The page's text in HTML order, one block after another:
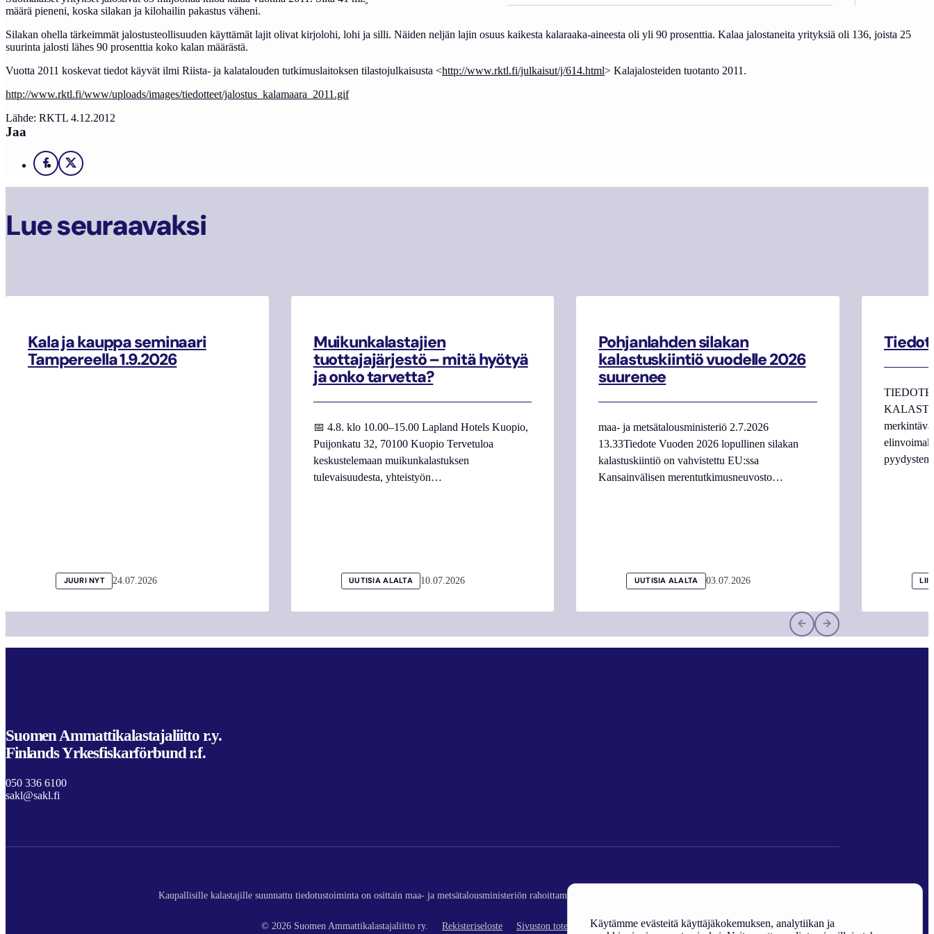
Käytämme evästeitä käyttäjäkokemuksen, analytiikan ja
määrä pieneni, koska silakan ja kilohailin pakastus väheni.
Silakan ohella tärkeimmät jalostusteollisuuden käyttämät lajit olivat kirjolohi, lohi ja silli. Näiden neljän lajin osuus kaikesta kalaraaka-aineesta oli yli 90 prosenttia. Kalaa jalostaneita yrityksiä oli 136, joista 25
suurinta jalosti lähes 90 prosenttia koko kalan määrästä.
Vuotta 2011 koskevat tiedot käyvät ilmi Riista- ja kalatalouden tutkimuslaitoksen tilastojulkaisusta <http://www.rktl.fi/julkaisut/j/614.html> Kalajalosteiden tuotanto 2011.
http://www.rktl.fi/www/uploads/images/tiedotteet/jalostus_kalamaara_2011.gif
Lähde: RKTL 4.12.2012
Jaa
Facebook
X
Lue seuraavaksi
Kala ja kauppa seminaari
Tampereella 1.9.2026
JUURI NYT 24.07.2026
Muikunkalastajien
tuottajajärjestö – mitä hyötyä
ja onko tarvetta?
📅 4.8. klo 10.00–15.00 Lapland Hotels Kuopio,
Puijonkatu 32, 70100 Kuopio Tervetuloa
keskustelemaan muikunkalastuksen
tulevaisuudesta, yhteistyön…
UUTISIA ALALTA 10.07.2026
Pohjanlahden silakan
kalastuskiintiö vuodelle 2026
suurenee
maa- ja metsätalousministeriö 2.7.2026
13.33Tiedote Vuoden 2026 lopullinen silakan
kalastuskiintiö on vahvistettu EU:ssa
Kansainvälisen merentutkimusneuvosto…
UUTISIA ALALTA 03.07.2026
pyydysten
Suomen Ammattikalastajaliitto r.y.
Finlands Yrkesfiskarförbund r.f.
050 336 6100
sakl@sakl.fi
Kaupallisille kalastajille suunnattu tiedotustoiminta on osittain maa- ja metsätalousministeriön rahoittamaa (kalatalouden edistäminen).
© 2026 Suomen Ammattikalastajaliitto ry. Rekisteriseloste Sivuston toteutus